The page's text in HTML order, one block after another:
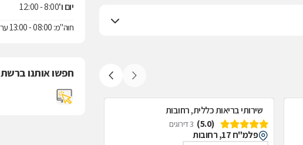
שירותי בריאות כללית, רחובות
(5.0)
3 דירוגים
פלמ"ח 17, רחובות
יום ו'8:00 - 12:00
חוה"מ: 08:00 - 13:00 ערב חג:08:00 - 12:00
חפשו אותנו ברשת